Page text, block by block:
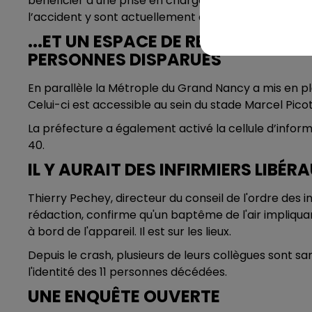
l’accident y sont actuellement déjà prises en charge.
...ET UN ESPACE DE
PERSONNES DISPARUES
En parallèle la Métrople du Grand Nancy a mis en
Celui-ci est accessible au sein du stade Marcel
La préfecture a également activé la cellule
40.
IL Y AURAIT DES INFIRMIERS
Thierry Pechey, directeur du conseil de l'ordre
rédaction, confirme qu'un baptême de l'air
à bord de l'appareil. Il est sur les lieux.
Depuis le crash, plusieurs de leurs collègues sont
l'identité des 11 personnes décédées.
UNE ENQUÊTE OUVERTE